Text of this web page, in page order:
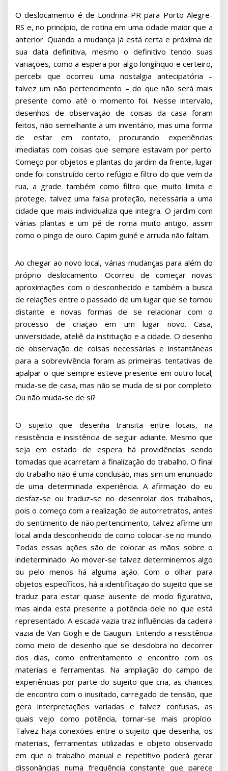
O deslocamento é de Londrina-PR para Porto Alegre-
RS e, no princípio, de rotina em uma cidade maior que a
anterior. Quando a mudança já está certa e próxima de
sua data definitiva, mesmo o definitivo tendo suas
variações, como a espera por algo longínquo e certeiro,
percebi que ocorreu uma nostalgia antecipatória –
talvez um não pertencimento – do que não será mais
presente como até o momento foi. Nesse intervalo,
desenhos de observação de coisas da casa foram
feitos, não semelhante a um inventário, mas uma forma
de estar em contato, procurando experiências
imediatas com coisas que sempre estavam por perto.
Começo por objetos e plantas do jardim da frente, lugar
onde foi construído certo refúgio e filtro do que vem da
rua, a grade também como filtro que muito limita e
protege, talvez uma falsa proteção, necessária a uma
cidade que mais individualiza que integra. O jardim com
várias plantas e um pé de romã muito antigo, assim
como o pingo de ouro. Capim guiné e arruda não faltam.
Ao chegar ao novo local, várias mudanças para além do
próprio deslocamento. Ocorreu de começar novas
aproximações com o desconhecido e também a busca
de relações entre o passado de um lugar que se tornou
distante e novas formas de se relacionar com o
processo de criação em um lugar novo. Casa,
universidade, ateliê da instituição e a cidade. O desenho
de observação de coisas necessárias e instantâneas
para a sobrevivência foram as primeiras tentativas de
apalpar o que sempre esteve presente em outro local;
muda-se de casa, mas não se muda de si por completo.
Ou não muda-se de si?
O sujeito que desenha transita entre locais, na
resistência e insistência de seguir adiante. Mesmo que
seja em estado de espera há providências sendo
tomadas que acarretam a finalização do trabalho. O final
do trabalho não é uma conclusão, mas sim um enunciado
de uma determinada experiência. A afirmação do eu
desfaz-se ou traduz-se no desenrolar dos trabalhos,
pois o começo com a realização de autorretratos, antes
do sentimento de não pertencimento, talvez afirme um
local ainda desconhecido de como colocar-se no mundo.
Todas essas ações são de colocar as mãos sobre o
indeterminado. Ao mover-se talvez determinemos algo
ou pelo menos há alguma ação. Com o olhar para
objetos específicos, há a identificação do sujeito que se
traduz para estar quase ausente de modo figurativo,
mas ainda está presente a potência dele no que está
representado. A escada vazia traz influências da cadeira
vazia de Van Gogh e de Gauguin. Entendo a resistência
como meio de desenho que se desdobra no decorrer
dos dias, como enfrentamento e encontro com os
materiais e ferramentas. Na ampliação do campo de
experiências por parte do sujeito que cria, as chances
de encontro com o inusitado, carregado de tensão, que
gera interpretações variadas e talvez confusas, as
quais vejo como potência, tornar-se mais propício.
Talvez haja conexões entre o sujeito que desenha, os
materiais, ferramentas utilizadas e objeto observado
em que o trabalho manual e repetitivo poderá gerar
dissonâncias numa frequência constante que parece